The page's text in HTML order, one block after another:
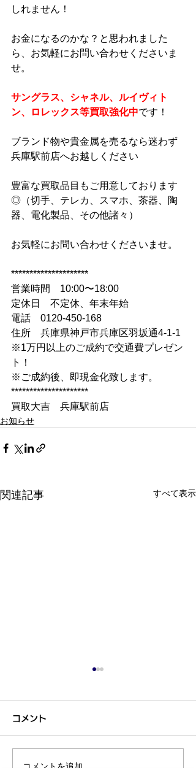
しれません！
お金になるのかな？と思われました
ら、お気軽にお問い合わせくださいま
せ。
サングラス、シャネル、ルイヴィト
ン、ロレックス等買取強化中です！
ブランド物や貴金属を売るなら迷わず
兵庫駅前店へお越しください
豊富な買取品目もご用意しております
◎（切手、テレカ、スマホ、茶器、陶
器、電化製品、その他諸々）
お気軽にお問い合わせくださいませ。
*********************
営業時間　10:00〜18:00
定休日　不定休、年末年始
電話　0120-450-168
住所　兵庫県神戸市兵庫区羽坂通4-1-1
※1万円以上のご成約で交通費プレゼン
ト！
※ご成約後、即現金化致します。
*********************
買取大吉　兵庫駅前店
お知らせ
関連記事 すべて表示
コメント
コメントを追加…